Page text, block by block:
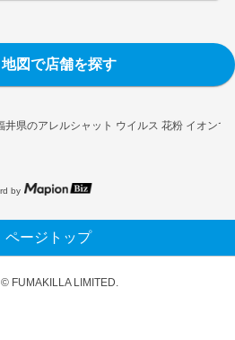
井県のアレルシャット ウイルス 花粉 イオン
地図で店舗を探す
by
ページトップ
FUMAKILLA LIMITED.